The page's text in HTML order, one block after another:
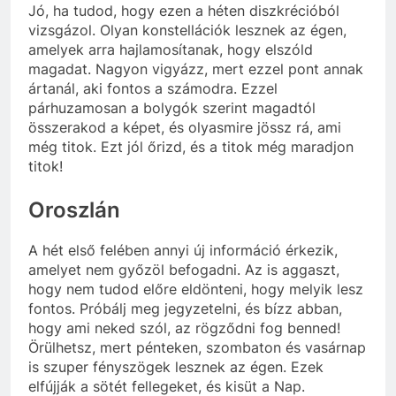
Jó, ha tudod, hogy ezen a héten diszkrécióból
vizsgázol. Olyan konstellációk lesznek az égen,
amelyek arra hajlamosítanak, hogy elszóld
magadat. Nagyon vigyázz, mert ezzel pont annak
ártanál, aki fontos a számodra. Ezzel
párhuzamosan a bolygók szerint magadtól
összerakod a képet, és olyasmire jössz rá, ami
még titok. Ezt jól őrizd, és a titok még maradjon
titok!
Oroszlán
A hét első felében annyi új információ érkezik,
amelyet nem győzöl befogadni. Az is aggaszt,
hogy nem tudod előre eldönteni, hogy melyik lesz
fontos. Próbálj meg jegyzetelni, és bízz abban,
hogy ami neked szól, az rögződni fog benned!
Örülhetsz, mert pénteken, szombaton és vasárnap
is szuper fényszögek lesznek az égen. Ezek
elfújják a sötét fellegeket, és kisüt a Nap.